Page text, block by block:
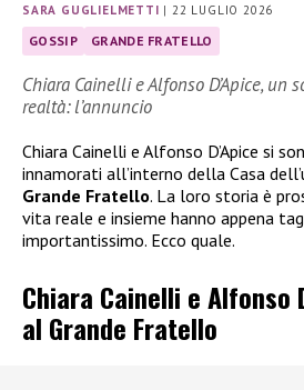
SARA GUGLIELMETTI | 22 LUGLIO 2026
GOSSIP GRANDE FRATELLO
Chiara Cainelli e Alfonso D’Apice, un
realtà: l’annuncio
Chiara Cainelli e Alfonso D’Apice si
innamorati all’interno della Casa
Grande Fratello. La loro storia è
vita reale e insieme hanno appena
importantissimo. Ecco quale.
Chiara Cainelli e Alfonso
al Grande Fratello